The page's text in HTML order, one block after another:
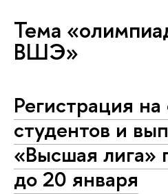
Тема
ВШЭ»
Регистрация
студентов и
«Высшая лига»
до 20 января